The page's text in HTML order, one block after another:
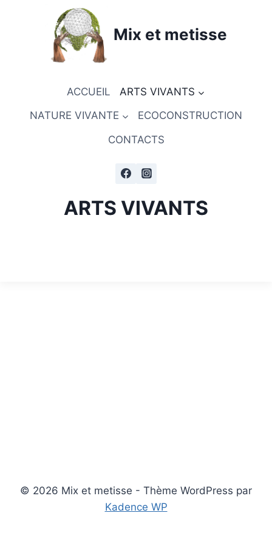
Mix et metisse
ACCUEIL
ARTS VIVANTS
NATURE VIVANTE
ECOCONSTRUCTION
CONTACTS
ARTS VIVANTS
© 2026 Mix et metisse - Thème WordPress par
Kadence WP